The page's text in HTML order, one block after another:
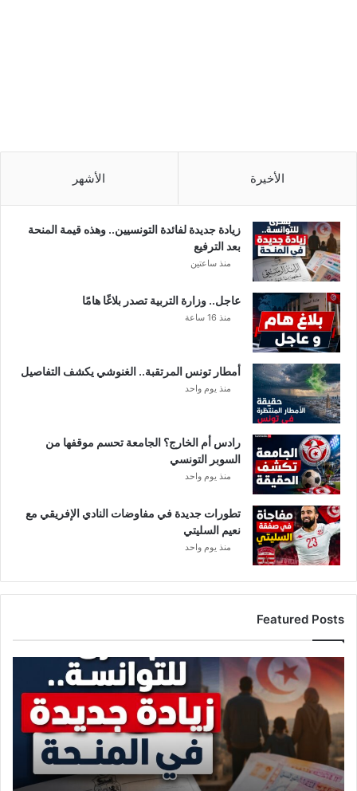
الأخيرة الأشهر
زيادة جديدة لفائدة التونسيين.. وهذه قيمة المنحة
بعد الترفيع
منذ ساعتين
عاجل.. وزارة التربية تصدر بلاغًا هامًا
منذ 16 ساعة
أمطار تونس المرتقبة.. الغنوشي يكشف التفاصيل
منذ يوم واحد
رادس أم الخارج؟ الجامعة تحسم موقفها من
السوبر التونسي
منذ يوم واحد
تطورات جديدة في مفاوضات النادي الإفريقي مع
نعيم السليتي
منذ يوم واحد
Featured Posts
ا
د
ة
ج
د
ي